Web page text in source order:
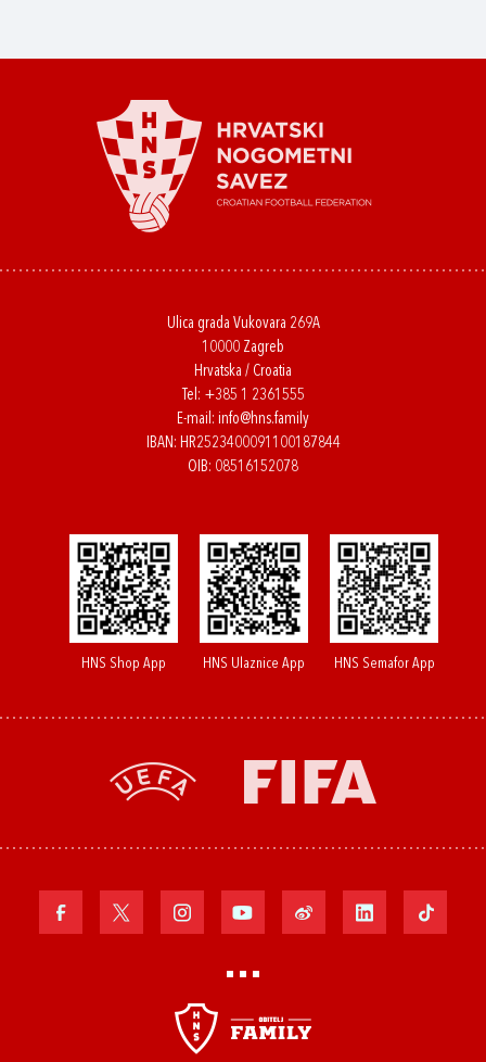
Ulica grada Vukovara 269A
10000 Zagreb
Hrvatska / Croatia
Tel: +385 1 2361555
E-mail: info@hns.family
IBAN: HR2523400091100187844
OIB: 08516152078
HNS Shop App HNS Ulaznice App HNS Semafor App